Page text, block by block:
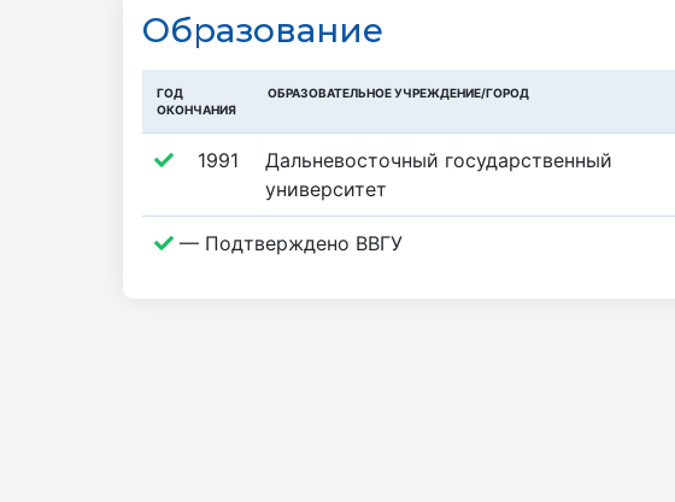
Образование
ГОД
ОКОНЧАНИЯ
ОБРАЗОВАТЕЛЬНОЕ УЧРЕЖДЕНИЕ/ГОРОД
1991
Дальневосточный государственный
университет
— Подтверждено ВВГУ